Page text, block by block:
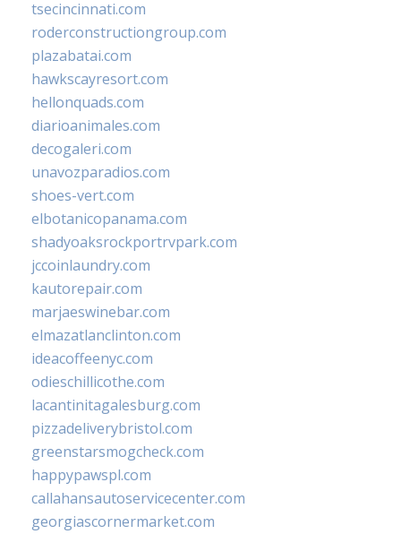
tsecincinnati.com
roderconstructiongroup.com
plazabatai.com
hawkscayresort.com
hellonquads.com
diarioanimales.com
decogaleri.com
unavozparadios.com
shoes-vert.com
elbotanicopanama.com
shadyoaksrockportrvpark.com
jccoinlaundry.com
kautorepair.com
marjaeswinebar.com
elmazatlanclinton.com
ideacoffeenyc.com
odieschillicothe.com
lacantinitagalesburg.com
pizzadeliverybristol.com
greenstarsmogcheck.com
happypawspl.com
callahansautoservicecenter.com
georgiascornermarket.com